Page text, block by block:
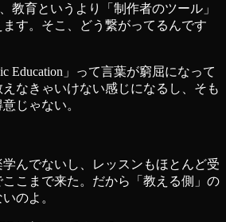
教育というより「制作者のツール」
す。そこ、どう繋がってるんです
Education」って言葉が窮屈になって
なきゃいけない感じになるし、そも
じゃない。
んでないし、レッスンもほとんど受
こまで来た。だから「教える側」の
のよ。